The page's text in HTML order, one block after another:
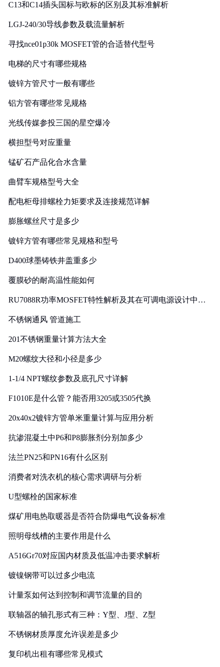
C13和C14插头国标与欧标的区别及其标准解析
LGJ-240/30导线参数及载流量解析
寻找nce01p30k MOSFET管的合适替代型号
电梯的尺寸有哪些规格
镀锌方管尺寸一般有哪些
铝方管有哪些常见规格
光线传媒参投三国的星空爆冷
横担型号对应重量
锰矿石产品化合水含量
曲臂车规格型号大全
配电柜母排螺栓力矩要求及连接规范详解
膨胀螺丝尺寸是多少
镀锌方管有哪些常见规格和型号
D400球墨铸铁井盖重多少
覆膜砂的耐高温性能如何
RU7088R功率MOSFET特性解析及其在可调电源设计中的
不锈钢通风 管道施工
201不锈钢重量计算方法大全
M20螺纹大径和小径是多少
1-1/4 NPT螺纹参数及底孔尺寸详解
F1010E是什么管？能否用3205或3505代换
20x40x2镀锌方管单米重量计算与应用分析
抗渗混凝土中P6和P8膨胀剂分别加多少
法兰PN25和PN16有什么区别
消费者对洗衣机的核心需求调研与分析
U型螺栓的国家标准
煤矿用电热取暖器是否符合防爆电气设备标准
照明母线槽的主要作用是什么
A516Gr70对应国内材质及低温冲击要求解析
镀镍钢带可以过多少电流
计量泵如何达到控制和调节流量的目的
联轴器的轴孔形式有三种：Y型、J型、Z型
不锈钢材质厚度允许误差是多少
复印机出租有哪些常见模式